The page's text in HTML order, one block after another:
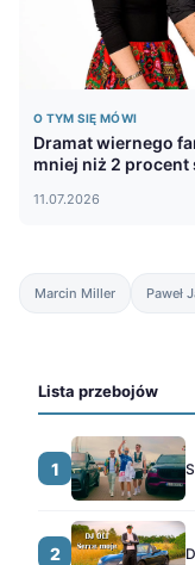
O TYM SIĘ MÓWI
Dramat wiernego
mniej niż 2 procent
11.07.2026
Marcin Miller Paweł
Lista przebojów
1
2